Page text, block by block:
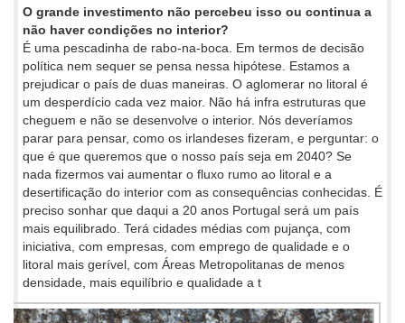
O grande investimento não percebeu isso ou continua a
não haver condições no interior?
É uma pescadinha de rabo-na-boca. Em termos de decisão
política nem sequer se pensa nessa hipótese. Estamos a
prejudicar o país de duas maneiras. O aglomerar no litoral é
um desperdício cada vez maior. Não há infra estruturas que
cheguem e não se desenvolve o interior. Nós deveríamos
parar para pensar, como os irlandeses fizeram, e perguntar: o
que é que queremos que o nosso país seja em 2040? Se
nada fizermos vai aumentar o fluxo rumo ao litoral e a
desertificação do interior com as consequências conhecidas. É
preciso sonhar que daqui a 20 anos Portugal será um país
mais equilibrado. Terá cidades médias com pujança, com
iniciativa, com empresas, com emprego de qualidade e o
litoral mais gerível, com Áreas Metropolitanas de menos
densidade, mais equilíbrio e qualidade a t